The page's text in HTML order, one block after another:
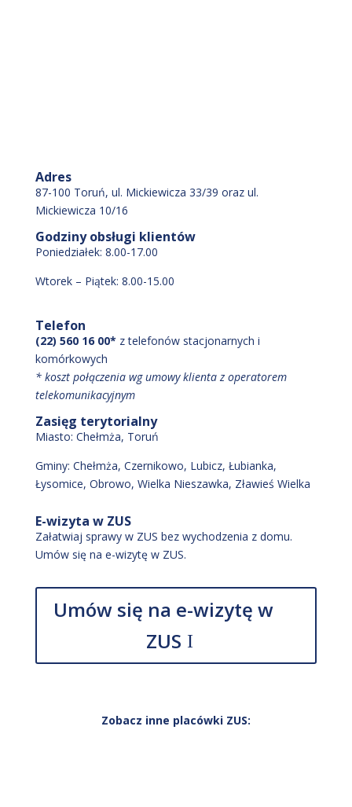
Adres
87-100 Toruń, ul. Mickiewicza 33/39 oraz ul.
Mickiewicza 10/16
Godziny obsługi klientów
Poniedziałek: 8.00-17.00
Wtorek – Piątek: 8.00-15.00
Telefon
(22) 560 16 00* z telefonów stacjonarnych i
komórkowych
* koszt połączenia wg umowy klienta z operatorem
telekomunikacyjnym
Zasięg terytorialny
Miasto: Chełmża, Toruń
Gminy: Chełmża, Czernikowo, Lubicz, Łubianka,
Łysomice, Obrowo, Wielka Nieszawka, Zławieś Wielka
E-wizyta w ZUS
Załatwiaj sprawy w ZUS bez wychodzenia z domu.
Umów się na e-wizytę w ZUS.
Umów się na e-wizytę w
ZUS
Zobacz inne placówki ZUS: